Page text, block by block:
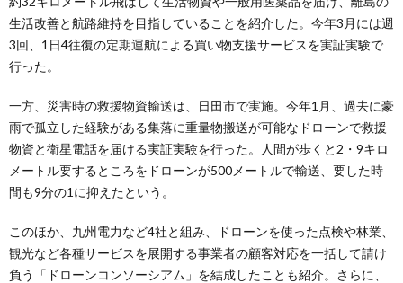
生活改善と航路維持を目指していることを紹介した。今年3月には週
3回、1日4往復の定期運航による買い物支援サービスを実証実験で
行った。
一方、災害時の救援物資輸送は、日田市で実施。今年1月、過去に豪
雨で孤立した経験がある集落に重量物搬送が可能なドローンで救援
物資と衛星電話を届ける実証実験を行った。人間が歩くと2・9キロ
メートル要するところをドローンが500メートルで輸送、要した時
間も9分の1に抑えたという。
このほか、九州電力など4社と組み、ドローンを使った点検や林業、
観光など各種サービスを展開する事業者の顧客対応を一括して請け
負う「ドローンコンソーシアム」を結成したことも紹介。さらに、